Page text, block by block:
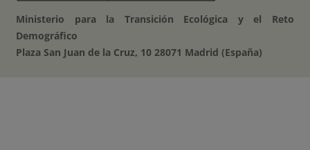
Ministerio para la Transición Ecológica y el Reto
Demográfico
Plaza San Juan de la Cruz, 10 28071 Madrid (España)